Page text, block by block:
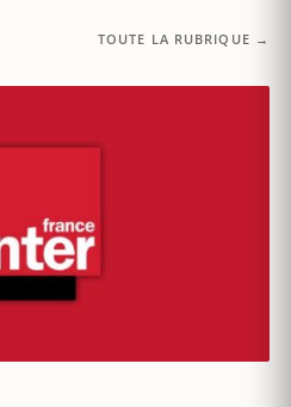
TOUTE LA RUBRIQUE →